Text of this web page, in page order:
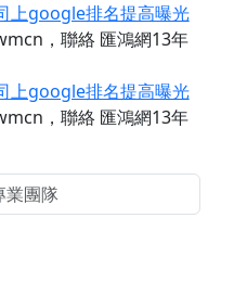
上google排名提高曝光
，聯絡 匯鴻網13年
上google排名提高曝光
，聯絡 匯鴻網13年